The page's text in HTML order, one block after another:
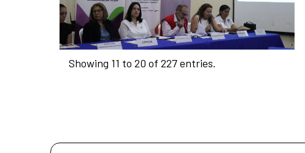
Showing 11 to 20 of 227 entries.